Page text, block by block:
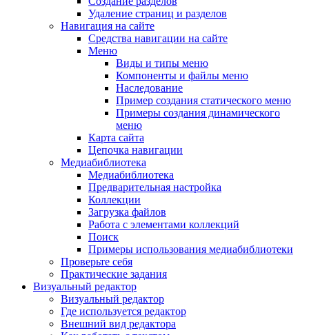
Удаление страниц и разделов
Навигация на сайте
Средства навигации на сайте
Меню
Виды и типы меню
Компоненты и файлы меню
Наследование
Пример создания статического меню
Примеры создания динамического
меню
Карта сайта
Цепочка навигации
Медиабиблиотека
Медиабиблиотека
Предварительная настройка
Коллекции
Загрузка файлов
Работа с элементами коллекций
Поиск
Примеры использования медиабиблиотеки
Проверьте себя
Практические задания
Визуальный редактор
Визуальный редактор
Где используется редактор
Внешний вид редактора